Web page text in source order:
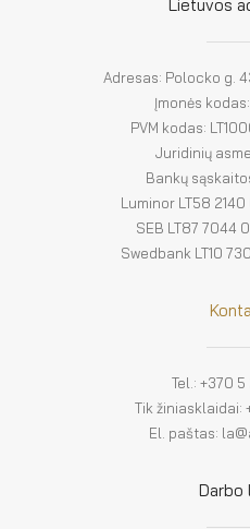
ES
Lietuvos
Adresas: Polocko g.
Įmonės
PVM kodas:
Juridinių
Bankų
Luminor LT58
SEB LT87 7044
Swedbank LT10
Tel.: +370
Tik žiniasklaidai:
El. paštas:
Darbo